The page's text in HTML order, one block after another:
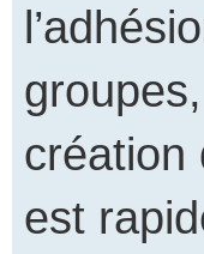
création
est